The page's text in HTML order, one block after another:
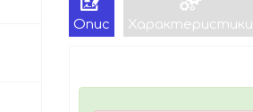
Опис Характеристики